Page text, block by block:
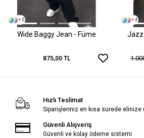
+ 5
Wide Baggy Jean - Füme
875,00 TL
+ 4
Jazz
Hızlı Teslimat
Siparişleriniz en kısa sürede elinize
Güvenli Alışveriş
Güvenli ve kolay ödeme sistemi